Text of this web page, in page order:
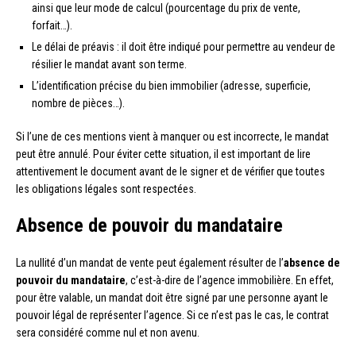
ainsi que leur mode de calcul (pourcentage du prix de vente,
forfait…).
Le délai de préavis : il doit être indiqué pour permettre au vendeur de
résilier le mandat avant son terme.
L’identification précise du bien immobilier (adresse, superficie,
nombre de pièces…).
Si l’une de ces mentions vient à manquer ou est incorrecte, le mandat
peut être annulé. Pour éviter cette situation, il est important de lire
attentivement le document avant de le signer et de vérifier que toutes
les obligations légales sont respectées.
Absence de pouvoir du mandataire
La nullité d’un mandat de vente peut également résulter de l’absence de
pouvoir du mandataire, c’est-à-dire de l’agence immobilière. En effet,
pour être valable, un mandat doit être signé par une personne ayant le
pouvoir légal de représenter l’agence. Si ce n’est pas le cas, le contrat
sera considéré comme nul et non avenu.